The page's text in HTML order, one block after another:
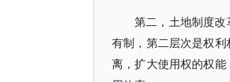
第二，土地制度
有制，第二层次是权
离，扩大使用权的权